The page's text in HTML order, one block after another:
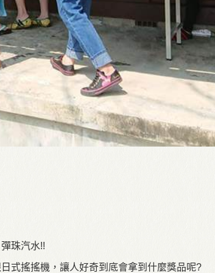
珠汽水!!
式搖搖機，讓人好奇到底會拿到什麼獎品呢?